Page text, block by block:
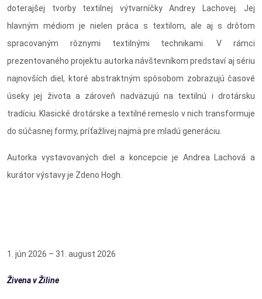
doterajšej tvorby textilnej výtvarníčky Andrey Lachovej. Jej
hlavným médiom je nielen práca s textilom, ale aj s drôtom
spracovaným rôznymi textilnými technikami. V rámci
prezentovaného projektu autorka návštevníkom predstaví aj sériu
najnovších diel, ktoré abstraktným spôsobom zobrazujú časové
úseky jej života a zároveň nadväzujú na textilnú i drotársku
tradíciu. Klasické drotárske a textilné remeslo v nich transformuje
do súčasnej formy, príťažlivej najmä pre mladú generáciu.
Autorka vystavovaných diel a koncepcie je Andrea Lachová a
kurátor výstavy je Zdeno Hogh.
1. jún 2026 – 31. august 2026
Živena v Žiline